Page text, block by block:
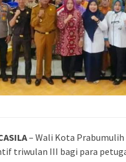
– Wali Kota
triwulan III bagi para